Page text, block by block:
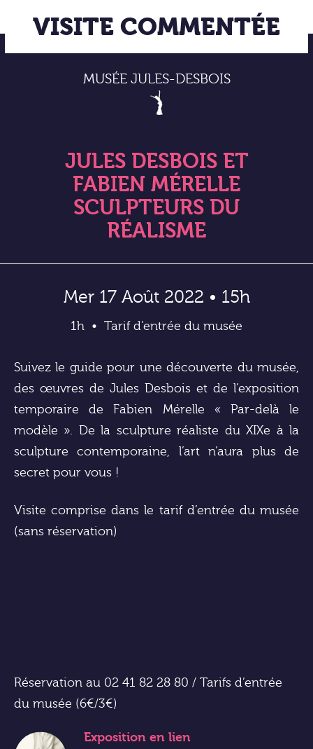
VISITE COMMENTÉE
MUSÉE JULES-DESBOIS
JULES DESBOIS ET
FABIEN MÉRELLE
SCULPTEURS DU
RÉALISME
Mer 17 Août 2022 • 15h
1h Tarif d'entrée du musée
Suivez le guide pour une découverte du musée,
des œuvres de Jules Desbois et de l’exposition
temporaire de Fabien Mérelle « Par-delà le
modèle ». De la sculpture réaliste du XIXe à la
sculpture contemporaine, l’art n’aura plus de
secret pour vous !
Visite comprise dans le tarif d’entrée du musée
(sans réservation)
Réservation au 02 41 82 28 80 / Tarifs d’entrée
du musée (6€/3€)
Exposition en lien